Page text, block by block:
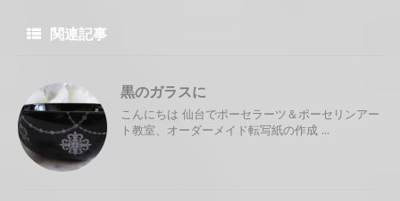
関連記事
黒のガラスに
こんにちは 仙台でポーセラーツ＆ポーセリンアー
ト教室、オーダーメイド転写紙の作成 ...